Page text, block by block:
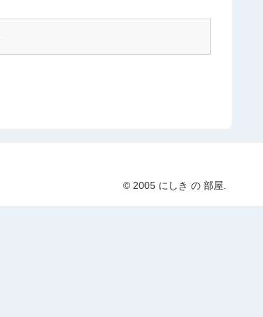
© 2005 にしき の 部屋.